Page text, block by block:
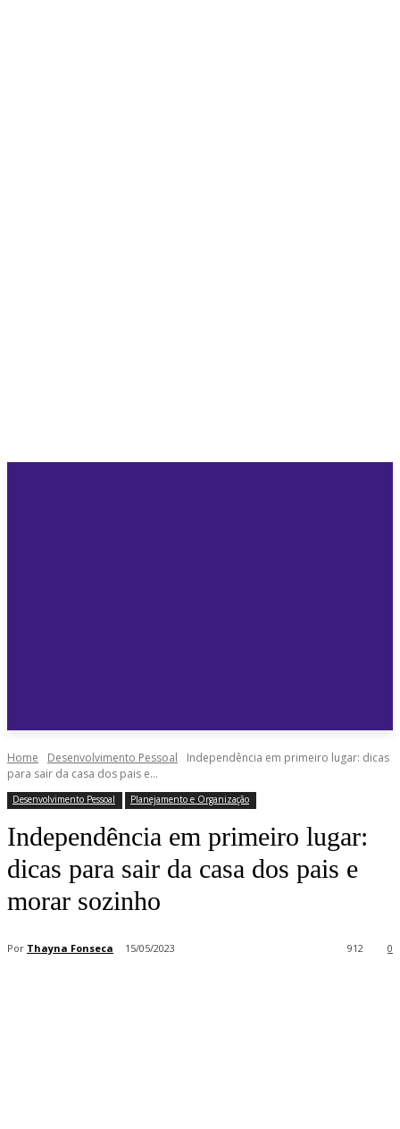
Home Desenvolvimento Pessoal
Independência em primeiro lugar: dicas
para sair da casa dos pais e...
Desenvolvimento Pessoal Planejamento e Organização
Independência em primeiro lugar:
dicas para sair da casa dos pais e
morar sozinho
Por Thayna Fonseca 15/05/2023 0
912